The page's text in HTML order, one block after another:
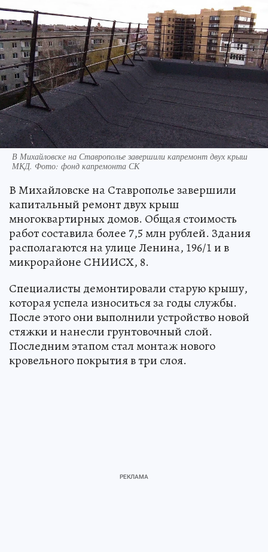
В Михайловске на Ставрополье завершили капремонт двух крыш
МКД. Фото: фонд капремонта СК
В Михайловске на Ставрополье завершили
капитальный ремонт двух крыш
многоквартирных домов. Общая стоимость
работ составила более 7,5 млн рублей. Здания
располагаются на улице Ленина, 196/1 и в
микрорайоне СНИИСХ, 8.
Специалисты демонтировали старую крышу,
которая успела износиться за годы службы.
После этого они выполнили устройство новой
стяжки и нанесли грунтовочный слой.
Последним этапом стал монтаж нового
кровельного покрытия в три слоя.